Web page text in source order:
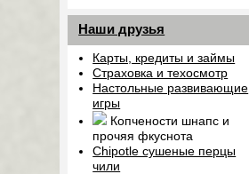
Наши друзья
Карты, кредиты и займы
Страховка и техосмотр
Настольные развивающие
игры
Копчености шнапс и
прочяя фкуснота
Chipotle сушеные перцы
чили